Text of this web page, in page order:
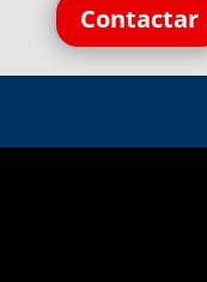
Contactar